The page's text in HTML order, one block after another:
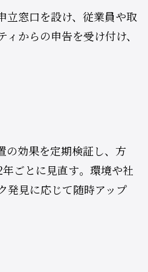
立窓口を設け、従業員や取
からの申告を受け付け、
の効果を定期検証し、方
ごとに見直す​。環境や社
発見に応じて随時アップ